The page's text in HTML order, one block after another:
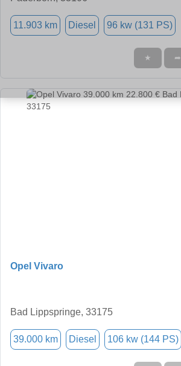
11.903 km Diesel 96 kw (131 PS)
★ ➦
Opel Vivaro
Bad Lippspringe, 33175
39.000 km Diesel 106 kw (144 PS)